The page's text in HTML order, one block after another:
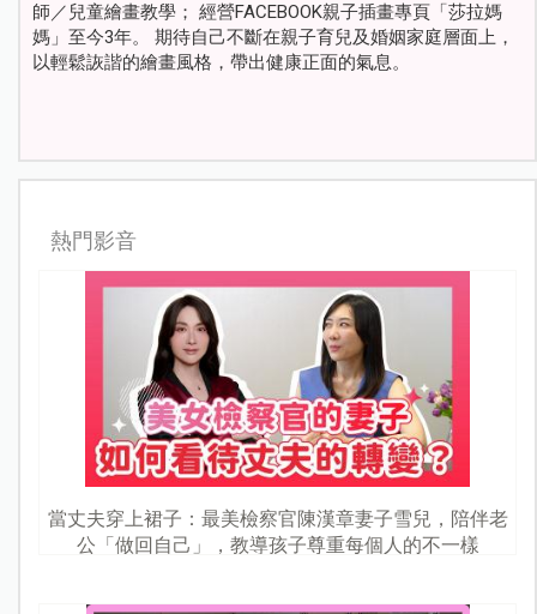
師／兒童繪畫教學； 經營FACEBOOK親子插畫專頁「莎拉媽
媽」至今3年。 期待自己不斷在親子育兒及婚姻家庭層面上，
以輕鬆詼諧的繪畫風格，帶出健康正面的氣息。
熱門影音
當丈夫穿上裙子：最美檢察官陳漢章妻子雪兒，陪伴老
公「做回自己」，教導孩子尊重每個人的不一樣